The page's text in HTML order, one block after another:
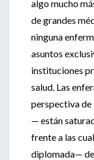
algo mucho
de grandes
ninguna
asuntos
instituciones
salud. Las
perspectiva de
— están
frente a las
diplomada—